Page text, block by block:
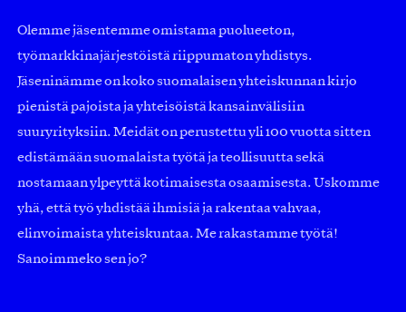
Olemme jäsentemme omistama puolueeton,
työmarkkinajärjestöistä riippumaton yhdistys.
Jäseninämme on koko suomalaisen yhteiskunnan kirjo
pienistä pajoista ja yhteisöistä kansainvälisiin
suuryrityksiin. Meidät on perustettu yli 100 vuotta sitten
edistämään suomalaista työtä ja teollisuutta sekä
nostamaan ylpeyttä kotimaisesta osaamisesta. Uskomme
yhä, että työ yhdistää ihmisiä ja rakentaa vahvaa,
elinvoimaista yhteiskuntaa. Me rakastamme työtä!
Sanoimmeko sen jo?